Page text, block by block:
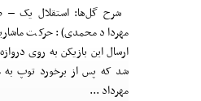
مهرداد محمدی): حرکت
ارسال این بازیکن به روی
شد که پس از برخورد توپ به
مهرداد ...